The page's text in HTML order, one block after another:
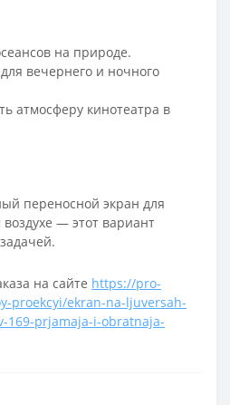
на природе.
вечернего и ночного
атмосферу кинотеатра в
переносной экран для
— этот вариант
на сайте https://pro-
proekcyi/ekran-na-ljuversah-
169-prjamaja-i-obratnaja-